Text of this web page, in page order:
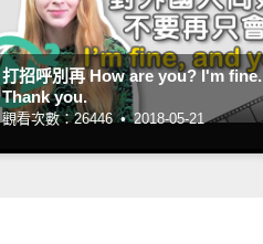
打招呼別再 How are you? I'm fine.
Thank you.
觀看次數：26446 • 2018-05-21